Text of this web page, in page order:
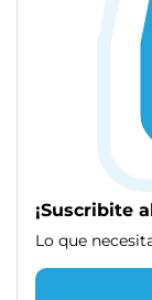
¡Suscribite
Lo que